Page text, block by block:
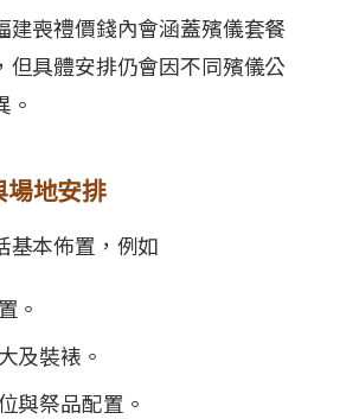
建喪禮價錢內會涵蓋殯儀套餐
但具體安排仍會因不同殯儀公
。
場地安排
基本佈置，例如
。
及裝裱。
與祭品配置。